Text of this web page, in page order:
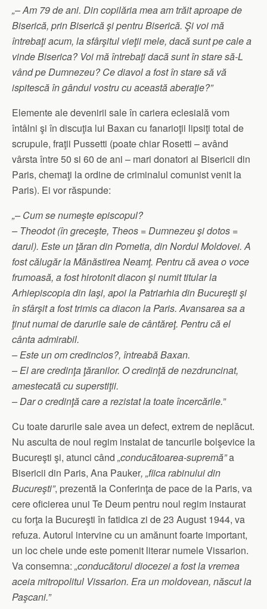
„– Am 79 de ani. Din copilăria mea am trăit aproape de
Biserică, prin Biserică şi pentru Biserică. Şi voi mă
întrebaţi acum, la sfârşitul vieţii mele, dacă sunt pe cale a
vinde Biserica? Voi mă întrebaţi dacă sunt în stare să-L
vând pe Dumnezeu? Ce diavol a fost în stare să vă
ispitescă în gândul vostru cu această aberaţie?”
Elemente ale devenirii sale în cariera eclesială vom
întâlni şi în discuţia lui Baxan cu fanarioţii lipsiţi total de
scrupule, fraţii Pussetti (poate chiar Rosetti – având
vârsta între 50 si 60 de ani – mari donatori ai Bisericii din
Paris, chemaţi la ordine de criminalul comunist venit la
Paris). Ei vor răspunde:
„– Cum se numeşte episcopul?
– Theodot (în greceşte, Theos = Dumnezeu şi dotos =
darul). Este un ţăran din Pometia, din Nordul Moldovei. A
fost călugăr la Mănăstirea Neamţ. Pentru că avea o voce
frumoasă, a fost hirotonit diacon şi numit titular la
Arhiepiscopia din Iaşi, apoi la Patriarhia din Bucureşti şi
în sfârşit a fost trimis ca diacon la Paris. Avansarea sa a
ţinut numai de darurile sale de cântăreţ. Pentru că el
cânta admirabil.
– Este un om credincios?, întreabă Baxan.
– El are credinţa ţăranilor. O credinţă de nezdruncinat,
amestecată cu superstiţii.
– Dar o credinţă care a rezistat la toate încercările.”
Cu toate darurile sale avea un defect, extrem de neplăcut.
Nu asculta de noul regim instalat de tancurile bolşevice la
Bucureşti şi, atunci când „conducătoarea-supremă”a
Bisericii din Paris, Ana Pauker, „fiica rabinului din
Bucureşti”, prezentă la Conferinţa de pace de la Paris, va
cere oficierea unui Te Deum pentru noul regim instaurat
cu forţa la Bucureşti în fatidica zi de 23 August 1944, va
refuza. Autorul intervine cu un amănunt foarte important,
un loc cheie unde este pomenit literar numele Vissarion.
Va consemna: „conducătorul diocezei a fost la vremea
aceia mitropolitul Vissarion. Era un moldovean, născut la
Paşcani.”